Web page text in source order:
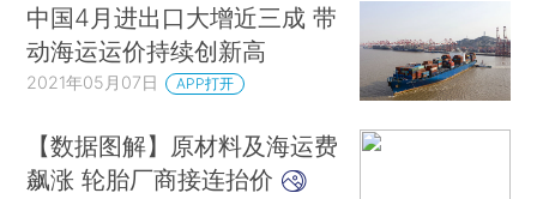
中国4月进出口大增近三成 带
动海运运价持续创新高
2021年05月07日 APP打开
【数据图解】原材料及海运费
飙涨 轮胎厂商接连抬价